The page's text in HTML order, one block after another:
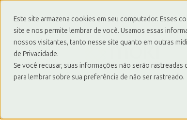
Este site armazena cookies em seu computador. Esses
site e nos permite lembrar de você. Usamos essas
nossos visitantes, tanto nesse site quanto em outras
de Privacidade.
Se você recusar, suas informações não serão
para lembrar sobre sua preferência de não ser rastreado.